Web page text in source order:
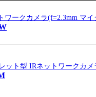
ワークカメラ(f=2.3mm マ
ット型 IRネットワークカメ